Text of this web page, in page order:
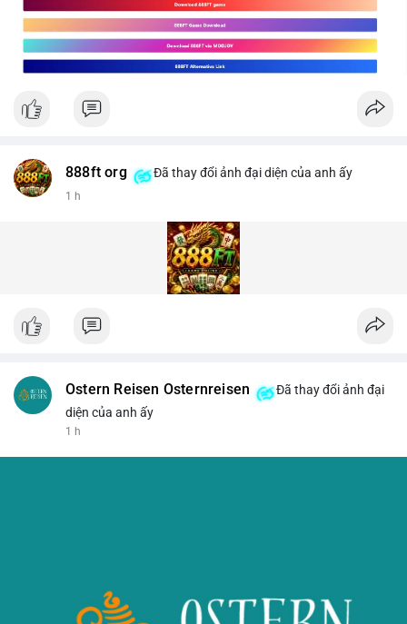
888ft org Đã thay đổi ảnh đại diện của anh ấy
1 h
Ostern Reisen Osternreisen
Đã thay đổi ảnh đại
diện của anh ấy
1 h